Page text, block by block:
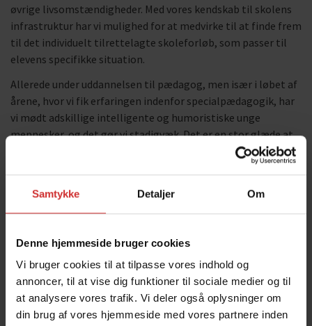
Samtykke Detaljer Om
Denne hjemmeside bruger cookies
Vi bruger cookies til at tilpasse vores indhold og
annoncer, til at vise dig funktioner til sociale medier og til
at analysere vores trafik. Vi deler også oplysninger om
din brug af vores hjemmeside med vores partnere inden
øvrige livsomstændigheder. Med vores kendskab til skolens
infrastruktur har vi mulighed for at medvirke til at finde frem
til det individuelt tilrettelagte skoleforløb, som passer til
elevens specifikke situation.
Allerede under uddannelsen til pædagog, men især i løbet af
årene, hvor vi fik erfaringen indenfor specialpædagogik, har
vi mødt adskillige intelligente og humoristiske unge
mennesker, og det gør vi stadigvæk. Det er en stor glæde at
gøre en forskel for de unge mennesker, som får vores